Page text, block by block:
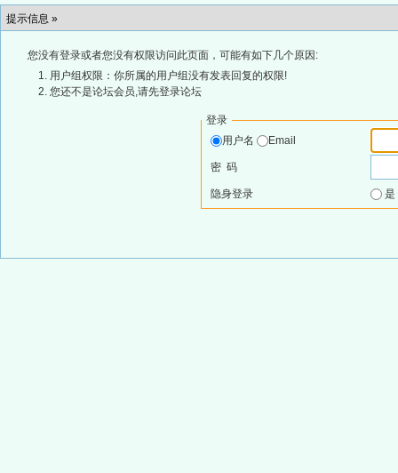
提示信息 »
您没有登录或者您没有权限访问此页面，可能有如下几个原因:
用户组权限：你所属的用户组没有发表回复的权限!
您还不是论坛会员,请先登录论坛
登录
用户名
Email
密 码
隐身登录